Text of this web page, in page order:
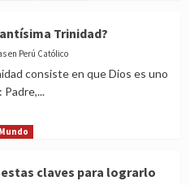
Trinidad?
en Perú Católico
consiste en que Dios es uno
Padre,...
Mundo
claves para lograrlo